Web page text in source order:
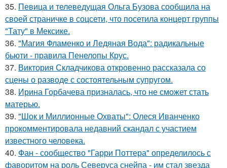
35. Певица и телеведущая Ольга Бузова сообщила на
своей страничке в соцсети, что посетила концерт группы
"Тату" в Мексике.
36. "Магия Фламенко и Ледяная Вода": радикальные
бьюти - правила Пенелопы Крус.
37. Виктория Складчикова откровенно рассказала со
сцены о разводе с состоятельным супругом.
38. Ирина Горбачева призналась, что не сможет стать
матерью.
39. "Шок и Миллионные Охваты": Олеся Иванченко
прокомментировала недавний скандал с участием
известного человека.
40. Фан - сообщество "Гарри Поттера" определилось с
фаворитом на роль Северуса снейпа - им стал звезда